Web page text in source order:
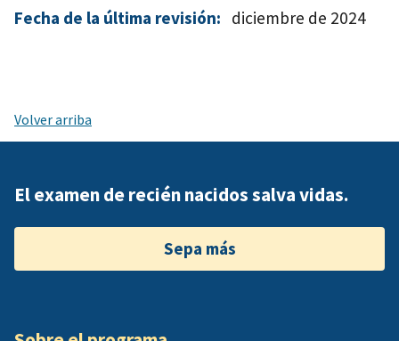
Fecha de la última revisión: diciembre de 2024
Volver arriba
El examen de recién nacidos salva vidas.
Sepa más